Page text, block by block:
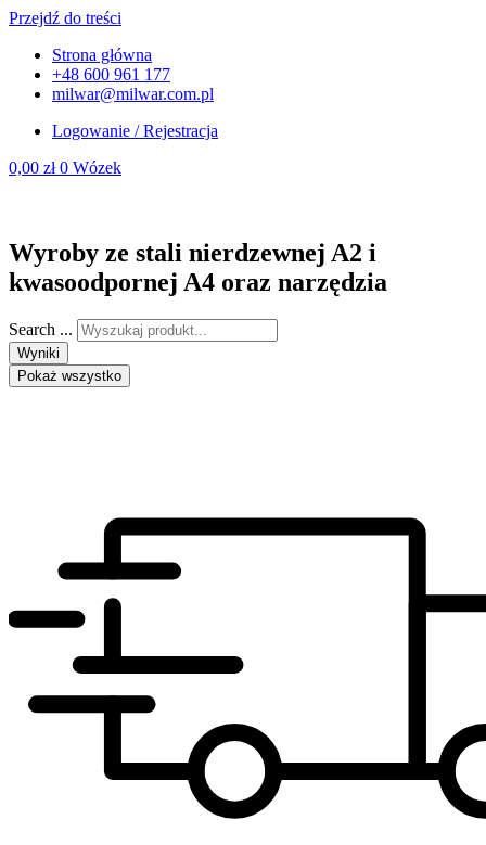
Przejdź do treści
Strona główna
+48 600 961 177
milwar@milwar.com.pl
Logowanie / Rejestracja
0,00 zł 0 Wózek
Wyroby ze stali nierdzewnej A2 i
kwasoodpornej A4 oraz narzędzia
Search ...
Wyniki
Pokaż wszystko